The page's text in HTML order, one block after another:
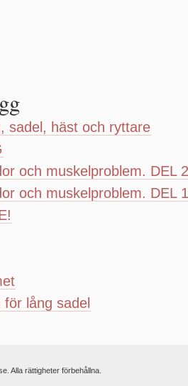
sadel, häst och ryttare
och muskelproblem. DEL 2
och muskelproblem. DEL 1
lång sadel
Alla rättigheter förbehållna.